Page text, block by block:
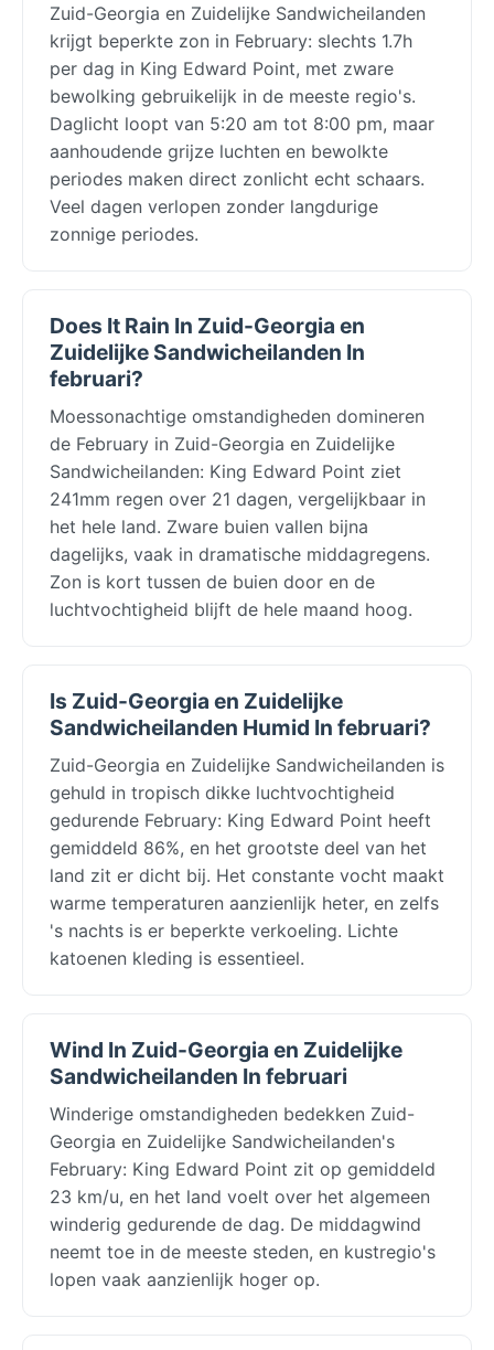
Zuid-Georgia en Zuidelijke Sandwicheilanden
krijgt beperkte zon in February: slechts 1.7h
per dag in King Edward Point, met zware
bewolking gebruikelijk in de meeste regio's.
Daglicht loopt van 5:20 am tot 8:00 pm, maar
aanhoudende grijze luchten en bewolkte
periodes maken direct zonlicht echt schaars.
Veel dagen verlopen zonder langdurige
zonnige periodes.
Does It Rain In Zuid-Georgia en
Zuidelijke Sandwicheilanden In
februari?
Moessonachtige omstandigheden domineren
de February in Zuid-Georgia en Zuidelijke
Sandwicheilanden: King Edward Point ziet
241mm regen over 21 dagen, vergelijkbaar in
het hele land. Zware buien vallen bijna
dagelijks, vaak in dramatische middagregens.
Zon is kort tussen de buien door en de
luchtvochtigheid blijft de hele maand hoog.
Is Zuid-Georgia en Zuidelijke
Sandwicheilanden Humid In februari?
Zuid-Georgia en Zuidelijke Sandwicheilanden is
gehuld in tropisch dikke luchtvochtigheid
gedurende February: King Edward Point heeft
gemiddeld 86%, en het grootste deel van het
land zit er dicht bij. Het constante vocht maakt
warme temperaturen aanzienlijk heter, en zelfs
's nachts is er beperkte verkoeling. Lichte
katoenen kleding is essentieel.
Wind In Zuid-Georgia en Zuidelijke
Sandwicheilanden In februari
Winderige omstandigheden bedekken Zuid-
Georgia en Zuidelijke Sandwicheilanden's
February: King Edward Point zit op gemiddeld
23 km/u, en het land voelt over het algemeen
winderig gedurende de dag. De middagwind
neemt toe in de meeste steden, en kustregio's
lopen vaak aanzienlijk hoger op.